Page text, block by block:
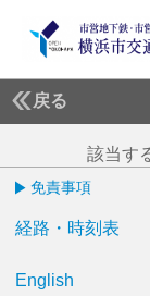
戻る
該当す
免責事項
経路・時刻表
English